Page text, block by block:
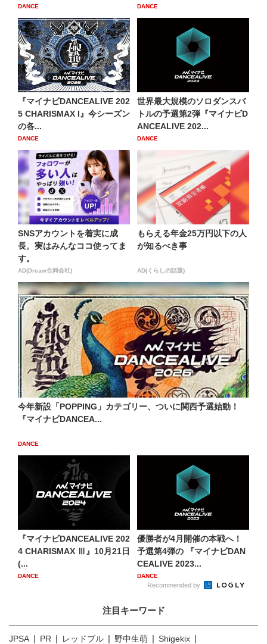
DANCE DANCE
『マイナビDANCEALIVE 202
5 CHARISMAX I』今シーズン
の各...
DANCE
世界最大規模のソロダンスバ
トルの予選第2弾『マイナビD
ANCEALIVE 202...
DANCE
SNSアカウントを着実に成
長。実はみんなココ使ってま
す。
AD(Dreaw合同会社)
もらえる年金25万円以下の人
が知るべき事
AD(くらしの話題)
今年新設「POPPING」カテゴリー、ついに関西予選始動！
『マイナビDANCEA...
DANCE
『マイナビDANCEALIVE 202
4 CHARISMAX Ⅲ』10月21日
(...
DANCE
優勝者が4月開催の本戦へ！
予選第4弾の 『マイナビDAN
CEALIVE 2023...
DANCE
Recommended by
注目キーワード
JPSA PR レッドブル 野中生萌
Shigekix